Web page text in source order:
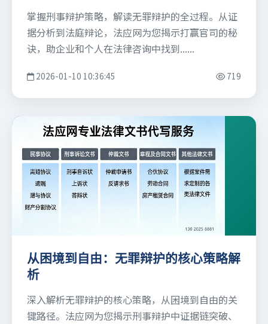
掌握刑事辩护策略，解读无罪辩护的全过程。从证
据分析到法庭辩论，法应网为您揭示打赢官司的秘
诀，助企业和个人在法律咨询中找到......
2026-01-10 10:36:45 719
从困境到自由：无罪辩护的核心策略解
析
深入解析无罪辩护的核心策略，从困境到自由的关
键路径。法应网为您揭示刑事辩护中证据链突破、